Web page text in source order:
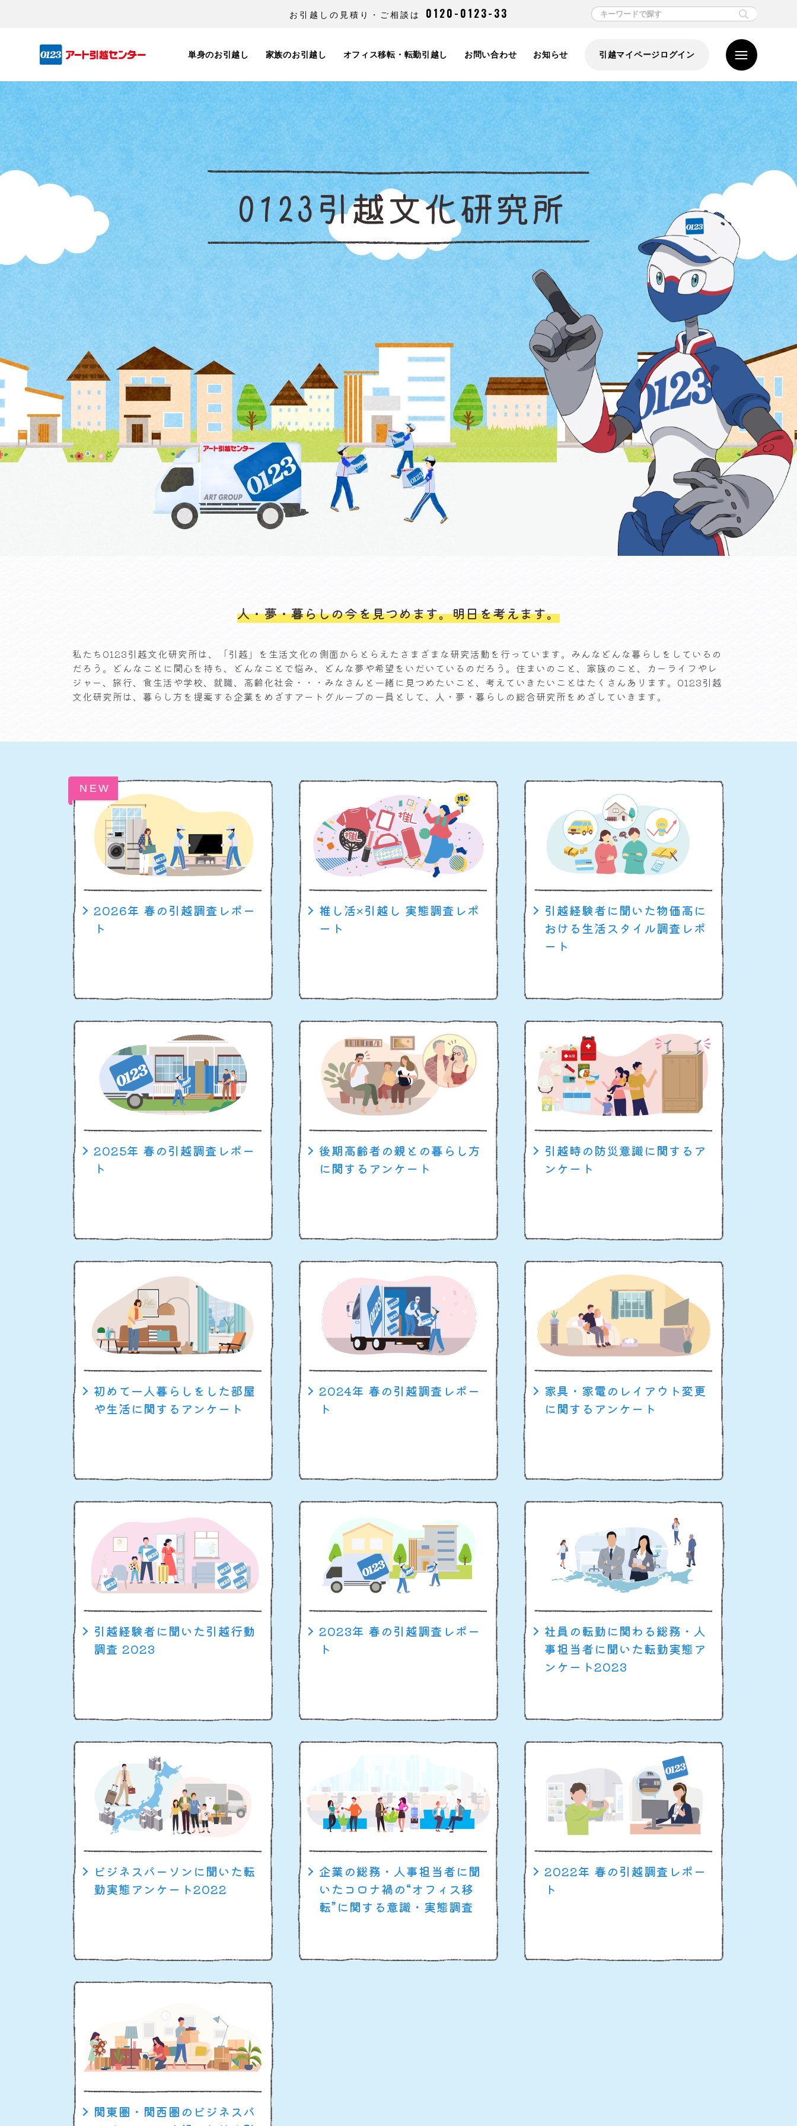
お引越しの見積り・ご相談は 0120-0123-33
単身のお引越し 家族のお引越し オフィス移転・転勤引越し お問い合わせ お知らせ 引越マイページログイン
人・夢・暮らしの今を見つめます。明日を考えます。
私たち0123引越文化研究所は、「引越」を生活文化の側面からとらえたさまざまな研究活動を行っています。みんなどんな暮らしをしているの
だろう。どんなことに関心を持ち、どんなことで悩み、どんな夢や希望をいだいているのだろう。住まいのこと、家族のこと、カーライフやレ
ジャー、旅行、食生活や学校、就職、高齢化社会・・・みなさんと一緒に見つめたいこと、考えていきたいことはたくさんあります。0123引越
文化研究所は、暮らし方を提案する企業をめざすアートグループの一員として、人・夢・暮らしの総合研究所をめざしていきます。
NEW
2026年 春の引越調査レポー
ト
推し活×引越し 実態調査レポ
ート
引越経験者に聞いた物価高に
おける生活スタイル調査レポ
ート
2025年 春の引越調査レポー
ト
後期高齢者の親との暮らし方
に関するアンケート
引越時の防災意識に関するア
ンケート
初めて一人暮らしをした部屋
や生活に関するアンケート
2024年 春の引越調査レポー
ト
家具・家電のレイアウト変更
に関するアンケート
引越経験者に聞いた引越行動
調査 2023
2023年 春の引越調査レポー
ト
社員の転勤に関わる総務・人
事担当者に聞いた転勤実態ア
ンケート2023
ビジネスパーソンに聞いた転
勤実態アンケート2022
企業の総務・人事担当者に聞
いたコロナ禍の“オフィス移
転”に関する意識・実態調査
2022年 春の引越調査レポー
ト
関東圏・関西圏のビジネスパ